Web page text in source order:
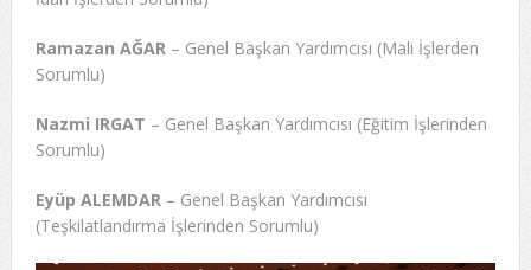
Ramazan AĞAR– Genel Başkan Yardımcısı (Mali İşlerden
Sorumlu)
Nazmi IRGAT – Genel Başkan Yardımcısı (Eğitim İşlerinden
Sorumlu)
Eyüp ALEMDAR– Genel Başkan Yardımcısı
(Teşkilatlandırma İşlerinden Sorumlu)